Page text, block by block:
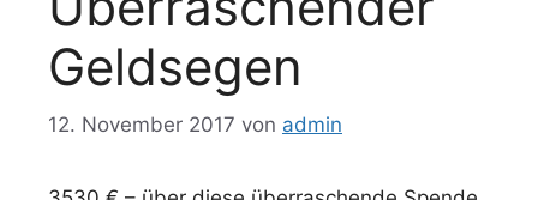
Geldsegen
12. November 2017 von admin